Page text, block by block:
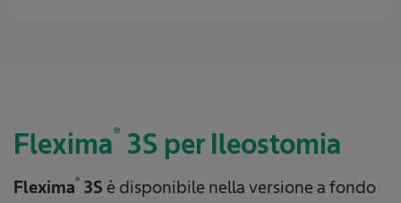
Flexima® 3S per Ileostomia
Flexima® 3S è disponibile nella versione a fondo